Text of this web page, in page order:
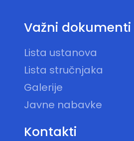
Važni dokumenti
Lista ustanova
Lista stručnjaka
Galerije
Javne nabavke
Kontakti